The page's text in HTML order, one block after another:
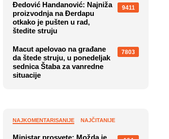
Đedović Handanović: Najniža
proizvodnja na Đerdapu
otkako je pušten u rad,
štedite struju
9411
Macut apelovao na građane
da štede struju, u ponedeljak
sednica Štaba za vanredne
situacije
7803
NAJKOMENTARISANIJE NAJČITANIJE